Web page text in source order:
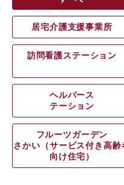
居宅介護支援事業所
訪問看護ステーション
ヘルパース
テーション
フルーツガーデン
さかい（サービス付き高齢
向け住宅）